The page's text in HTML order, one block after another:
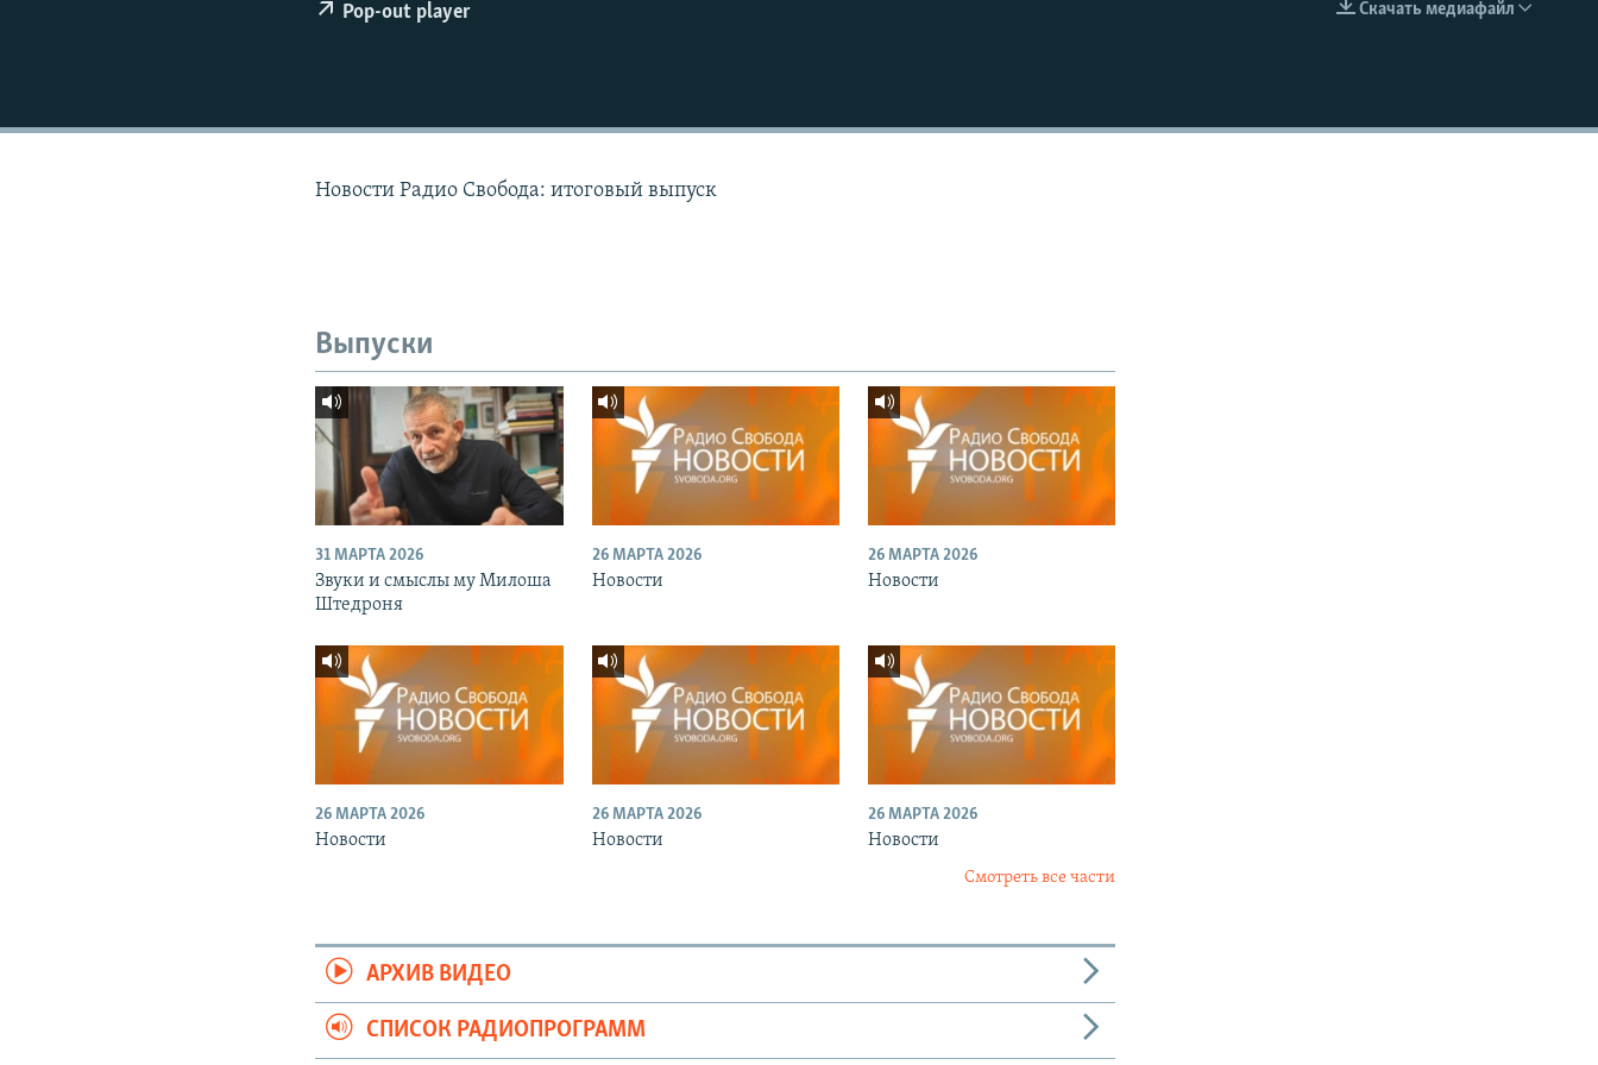
EMBED
Скачать медиафайл
Pop-out player
Новости Радио Свобода: итоговый выпуск
Выпуски
31 МАРТА 2026
Звуки и смыслы му Милоша
Штедроня
26 МАРТА 2026
Новости
26 МАРТА 2026
Новости
26 МАРТА 2026
Новости
26 МАРТА 2026
Новости
26 МАРТА 2026
Новости
Смотреть все части
АРХИВ ВИДЕО
СПИСОК РАДИОПРОГРАММ